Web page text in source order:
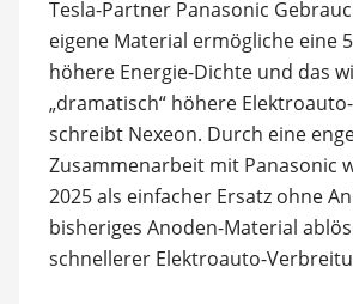
Tesla-Partner Panasonic
eigene Material ermögliche eine
höhere Energie-Dichte und das
„dramatisch“ höhere
schreibt Nexeon. Durch eine
Zusammenarbeit mit Panasonic
2025 als einfacher Ersatz ohne
bisheriges Anoden-Material
schnellerer Elektroauto-